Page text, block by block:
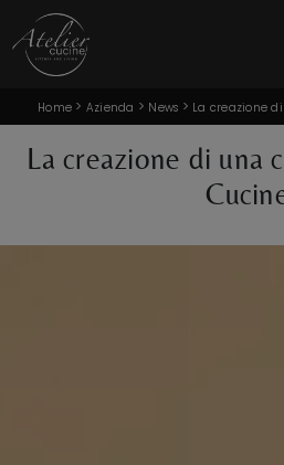
Home > Azienda > News > La creazione
La creazione di una